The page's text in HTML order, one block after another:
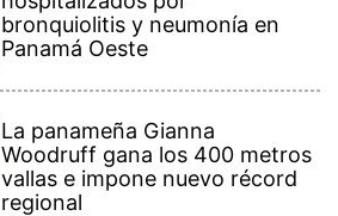
bronquiolitis y neumonía en
Panamá Oeste
La panameña Gianna
Woodruff gana los 400 metros
vallas e impone nuevo récord
regional